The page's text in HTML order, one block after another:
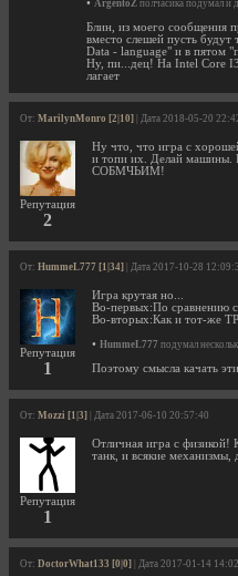
• ArgentoZ полчасика подумал и
Блин, из моего сообщения
вместо слешей пусть
Data - language" и в пятом
Ну, пи...дец! На Intel Core
лагает
От: MarilynMonro [2|10] | Дата 2018-05-20
Репутация
2
Ну что, что игра с
и топи их. Делай
СОБМЧЬИМ!
От: HummeL777 [1|34] | Дата 2017-10-28
Репутация
1
Игра крутая но...
Во-первых:По сравнению
Во-вторых:Как и тот-же
• HummeL777 подумал
Поэтому смысла качать
От: Mozzi [1|3] | Дата 2017-06-10 20:57:40
Репутация
1
Отличная игра с физикой!
танк, и всякие механизмы,
От: DoctorWhat133 [0|0] | Дата 2017-01-14